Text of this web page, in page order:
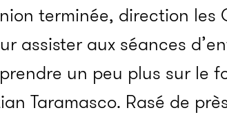
terminée, direction les
assister aux séances
un peu plus sur le
Taramasco. Rasé de